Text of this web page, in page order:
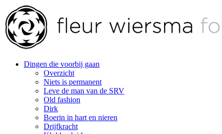
Dingen die voorbij gaan
Overzicht
Niets is permanent
Leve de man van de SRV
Old fashion
Dirk
Boerin in hart en nieren
Drijfkracht